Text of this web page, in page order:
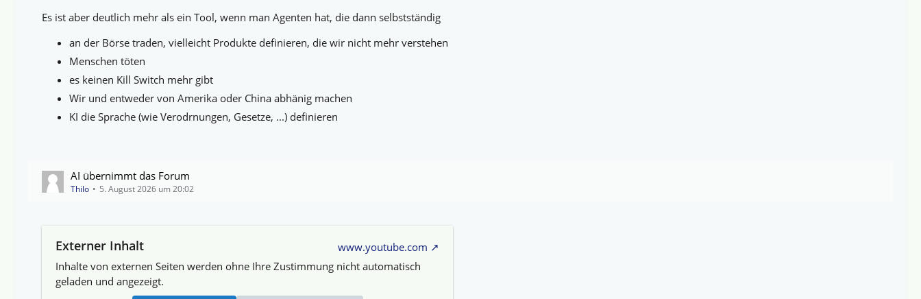
Es ist aber deutlich mehr als ein Tool, wenn man Agenten hat, die dann selbstständig
an der Börse traden, vielleicht Produkte definieren, die wir nicht mehr verstehen
Menschen töten
es keinen Kill Switch mehr gibt
Wir und entweder von Amerika oder China abhänig machen
KI die Sprache (wie Verodrnungen, Gesetze, ...) definieren
AI übernimmt das Forum
Thilo 5. August 2026 um 20:02
Externer Inhalt
www.youtube.com
Inhalte von externen Seiten werden ohne Ihre Zustimmung nicht automatisch
geladen und angezeigt.